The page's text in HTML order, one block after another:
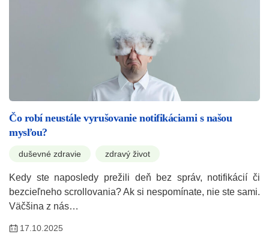
Čo robí neustále vyrušovanie notifikáciami s našou
mysľou?
duševné zdravie zdravý život
Kedy ste naposledy prežili deň bez správ, notifikácií či
bezcieľneho scrollovania? Ak si nespomínate, nie ste sami.
Väčšina z nás…
17.10.2025